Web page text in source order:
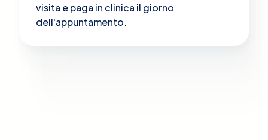
visita e paga in clinica il giorno
dell'appuntamento.